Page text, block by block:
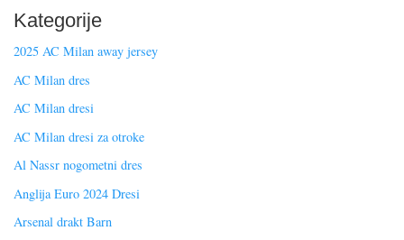
Kategorije
2025 AC Milan away jersey
AC Milan dres
AC Milan dresi
AC Milan dresi za otroke
Al Nassr nogometni dres
Anglija Euro 2024 Dresi
Arsenal drakt Barn